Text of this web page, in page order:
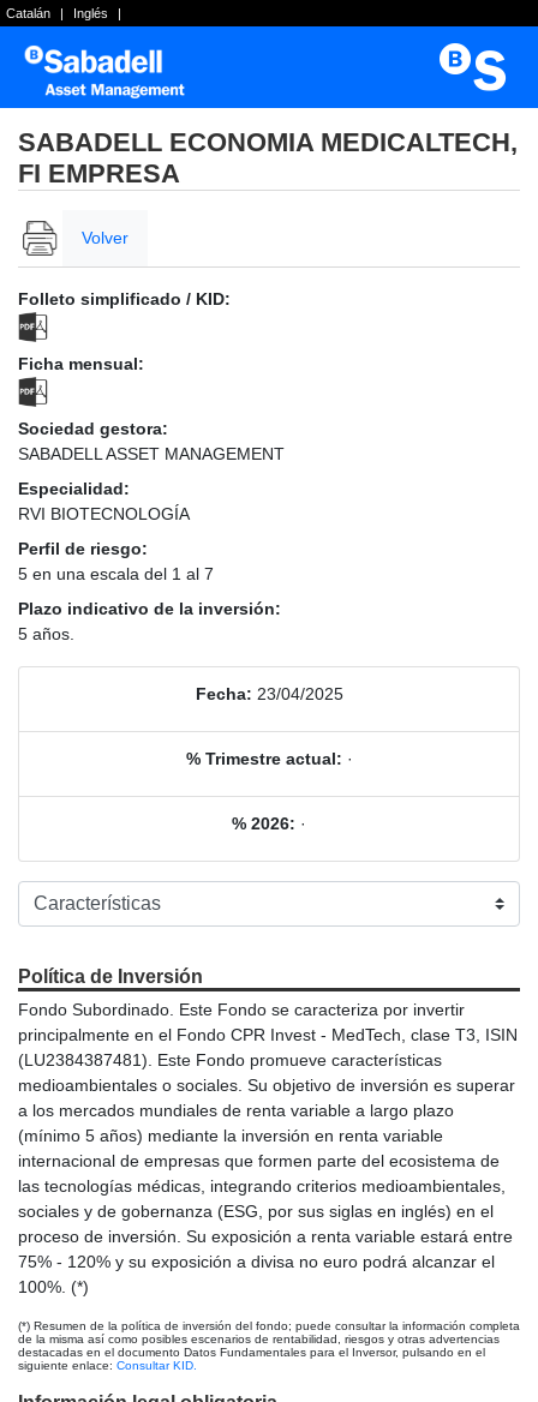
Catalán | Inglés |
SABADELL ECONOMIA MEDICALTECH,
FI EMPRESA
Volver
Folleto simplificado / KID:
Ficha mensual:
Sociedad gestora:
SABADELL ASSET MANAGEMENT
Especialidad:
RVI BIOTECNOLOGÍA
Perfil de riesgo:
5 en una escala del 1 al 7
Plazo indicativo de la inversión:
5 años.
Fecha: 23/04/2025
% Trimestre actual: ·
% 2026: ·
Política de Inversión
Fondo Subordinado. Este Fondo se caracteriza por invertir
principalmente en el Fondo CPR Invest - MedTech, clase T3, ISIN
(LU2384387481). Este Fondo promueve características
medioambientales o sociales. Su objetivo de inversión es superar
a los mercados mundiales de renta variable a largo plazo
(mínimo 5 años) mediante la inversión en renta variable
internacional de empresas que formen parte del ecosistema de
las tecnologías médicas, integrando criterios medioambientales,
sociales y de gobernanza (ESG, por sus siglas en inglés) en el
proceso de inversión. Su exposición a renta variable estará entre
75% - 120% y su exposición a divisa no euro podrá alcanzar el
100%. (*)
(*) Resumen de la política de inversión del fondo; puede consultar la información completa
de la misma así como posibles escenarios de rentabilidad, riesgos y otras advertencias
destacadas en el documento Datos Fundamentales para el Inversor, pulsando en el
siguiente enlace: Consultar KID.